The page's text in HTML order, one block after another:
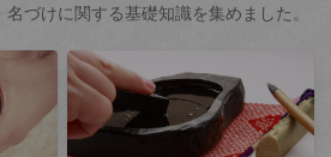
づけに関する基礎知識を集めました。